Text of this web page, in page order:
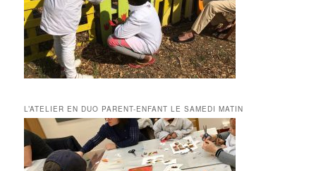
L’ATELIER EN DUO PARENT-ENFANT LE SAMEDI MATIN